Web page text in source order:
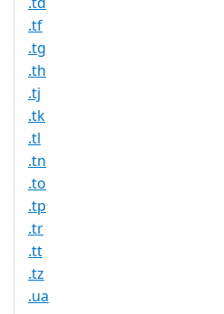
.tf
.tg
.th
.tj
.tk
.tl
.tn
.to
.tp
.tr
.tt
.tz
.ua